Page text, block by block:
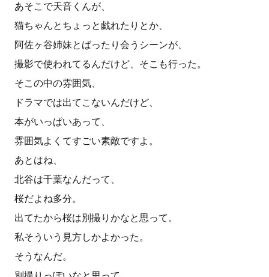
あそこで天音くんが、
猫ちゃんとちょっと戯れたりとか、
阿佐ヶ谷姉妹とばったり会うシーンが、
撮影で使われてるんだけど、そこも行った。
そこの中の雰囲気、
ドラマでは出てこないんだけど、
本がいっぱいあって、
雰囲気よくてすごい素敵ですよ。
あとはね、
北谷は千葉なんだって、
桜だよね多分。
出てたから桜は別撮りかなと思って。
私そういう見方しかよかった。
そうなんだ。